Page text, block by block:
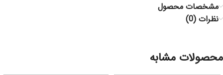
مشخصات محصول
نظرات (0)
محصولات مشابه